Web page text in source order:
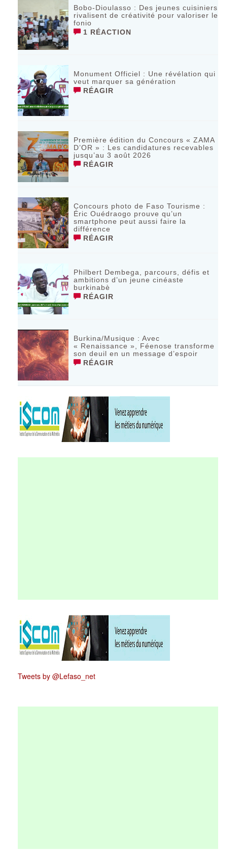
Bobo-Dioulasso : Des jeunes cuisiniers
rivalisent de créativité pour valoriser le
fonio
1 RÉACTION
Monument Officiel : Une révélation qui
veut marquer sa génération
RÉAGIR
‎Première édition du Concours « ZAMA
D’OR » : Les candidatures recevables
jusqu’au 3 août 2026 ‎
RÉAGIR
Concours photo de Faso Tourisme :
Éric Ouédraogo prouve qu’un
smartphone peut aussi faire la
différence
RÉAGIR
Philbert Dembega, parcours, défis et
ambitions d’un jeune cinéaste
burkinabè
RÉAGIR
Burkina/Musique : Avec
« Renaissance », Féenose transforme
son deuil en un message d’espoir
RÉAGIR
Tweets by @Lefaso_net